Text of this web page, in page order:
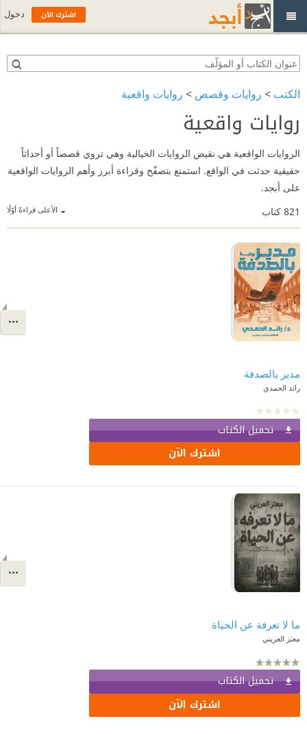
الكتب > روايات وقصص > روايات واقعية
روايات واقعية
الروايات الواقعية هي نقيض الروايات الخيالية وهي تروي قصصاً أو أحداثاً
حقيقية حدثت في الواقع. استمتع بتصفّح وقراءة أبرز وأهم الروايات الواقعية
على أبجد.
الأعلى قراءةً أوّلًا 821 كتاب
مدير بالصدفة
رائد الحمدي
تحميل الكتاب
اشترك الآن
معتز العريني
تحميل الكتاب
اشترك الآن
اشترك الآن دخول